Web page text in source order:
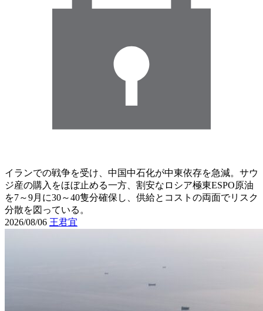
イランでの戦争を受け、中国中石化が中東依存を急減。サウ
ジ産の購入をほぼ止める一方、割安なロシア極東ESPO原油
を7～9月に30～40隻分確保し、供給とコストの両面でリスク
分散を図っている。
2026/08/06 王君宜